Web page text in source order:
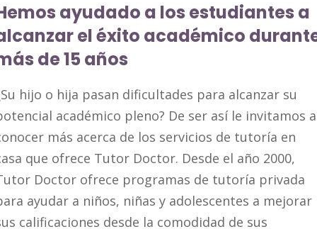
ayudado a los estudiantes a
el éxito académico
de 15 años
hijo o hija pasan dificultades para alcanzar su
académico pleno? De ser así le invitamos a
más acerca de los servicios de tutoría en
que ofrece Tutor Doctor. Desde el año 2000,
Doctor ofrece programas de tutoría privada
ayudar a niños, niñas y adolescentes a mejorar
calificaciones desde la comodidad de sus